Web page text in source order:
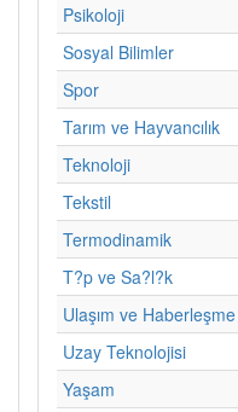
Psikoloji
Sosyal Bilimler
Spor
Tarım ve Hayvancılık
Teknoloji
Tekstil
Termodinamik
T?p ve Sa?l?k
Ulaşım ve Haberleşme
Uzay Teknolojisi
Yaşam